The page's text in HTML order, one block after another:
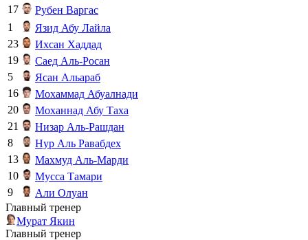
17
Рубен Варгас
1
Язид Абу Лайла
23
Ихсан Хаддад
19
Саед Аль-Росан
5
Ясан Альараб
16
Мохаммад Абуалнади
20
Моханнад Абу Таха
21
Низар Аль-Рашдан
8
Нур Аль Равабдех
13
Махмуд Аль-Марди
10
Мусса Тамари
9
Али Олуан
Главный тренер
Мурат Якин
Главный тренер